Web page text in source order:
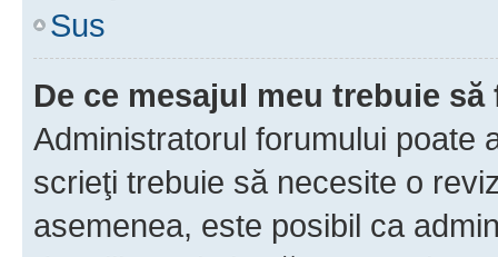
Sus
De ce mesajul meu trebuie
Administratorul forumului poate
scrieţi trebuie să necesite o
asemenea, este posibil ca